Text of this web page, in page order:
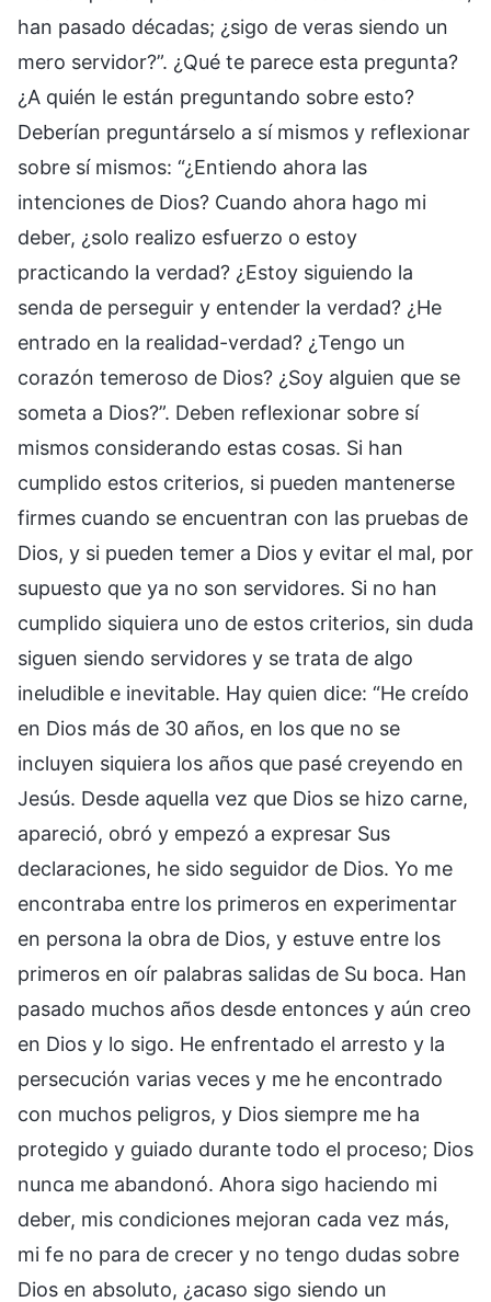
han pasado décadas; ¿sigo de veras siendo un
mero servidor?”. ¿Qué te parece esta pregunta?
¿A quién le están preguntando sobre esto?
Deberían preguntárselo a sí mismos y reflexionar
sobre sí mismos: “¿Entiendo ahora las
intenciones de Dios? Cuando ahora hago mi
deber, ¿solo realizo esfuerzo o estoy
practicando la verdad? ¿Estoy siguiendo la
senda de perseguir y entender la verdad? ¿He
entrado en la realidad-verdad? ¿Tengo un
corazón temeroso de Dios? ¿Soy alguien que se
someta a Dios?”. Deben reflexionar sobre sí
mismos considerando estas cosas. Si han
cumplido estos criterios, si pueden mantenerse
firmes cuando se encuentran con las pruebas de
Dios, y si pueden temer a Dios y evitar el mal, por
supuesto que ya no son servidores. Si no han
cumplido siquiera uno de estos criterios, sin duda
siguen siendo servidores y se trata de algo
ineludible e inevitable. Hay quien dice: “He creído
en Dios más de 30 años, en los que no se
incluyen siquiera los años que pasé creyendo en
Jesús. Desde aquella vez que Dios se hizo carne,
apareció, obró y empezó a expresar Sus
declaraciones, he sido seguidor de Dios. Yo me
encontraba entre los primeros en experimentar
en persona la obra de Dios, y estuve entre los
primeros en oír palabras salidas de Su boca. Han
pasado muchos años desde entonces y aún creo
en Dios y lo sigo. He enfrentado el arresto y la
persecución varias veces y me he encontrado
con muchos peligros, y Dios siempre me ha
protegido y guiado durante todo el proceso; Dios
nunca me abandonó. Ahora sigo haciendo mi
deber, mis condiciones mejoran cada vez más,
mi fe no para de crecer y no tengo dudas sobre
Dios en absoluto, ¿acaso sigo siendo un